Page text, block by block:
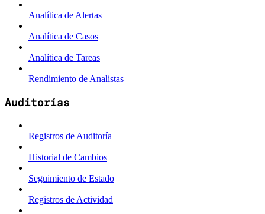
Analítica de Alertas
Analítica de Casos
Analítica de Tareas
Rendimiento de Analistas
Auditorías
Registros de Auditoría
Historial de Cambios
Seguimiento de Estado
Registros de Actividad